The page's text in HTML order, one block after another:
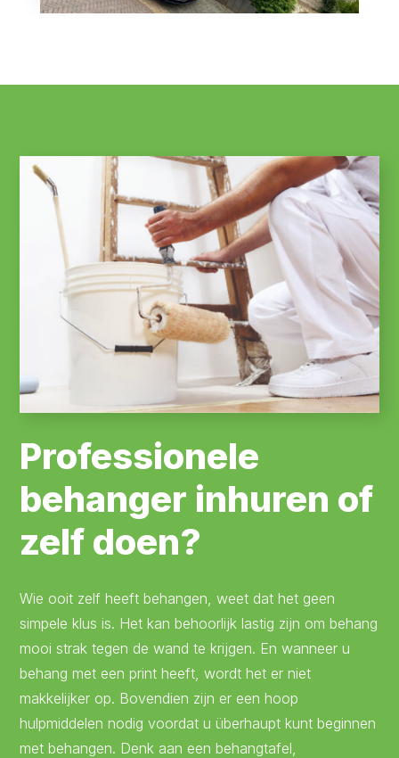
Professionele
behanger inhuren of
zelf doen?
Wie ooit zelf heeft behangen, weet dat het geen
simpele klus is. Het kan behoorlijk lastig zijn om behang
mooi strak tegen de wand te krijgen. En wanneer u
behang met een print heeft, wordt het er niet
makkelijker op. Bovendien zijn er een hoop
hulpmiddelen nodig voordat u überhaupt kunt beginnen
met behangen. Denk aan een behangtafel,